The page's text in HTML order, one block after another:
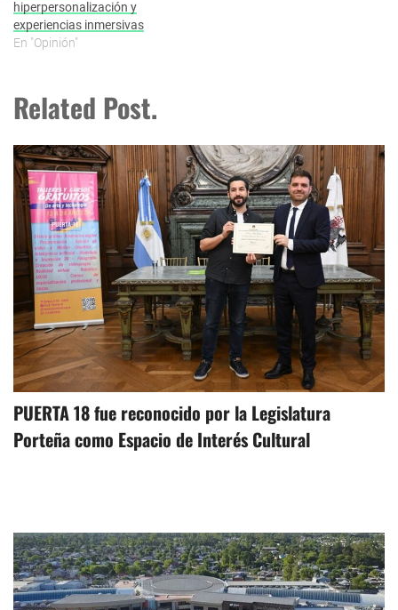
hiperpersonalización y
experiencias inmersivas
En "Opinión"
Related Post.
PUERTA 18 fue reconocido por la Legislatura
Porteña como Espacio de Interés Cultural